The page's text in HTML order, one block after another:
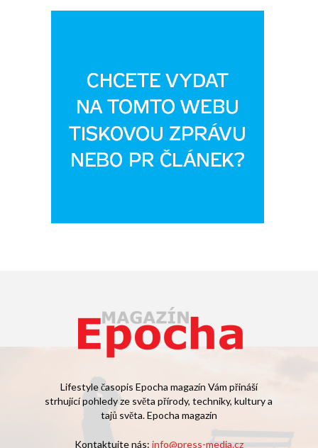
Lifestyle časopis Epocha magazín Vám přináší
strhující pohledy ze světa přírody, techniky, kultury a
tajů světa. Epocha magazín
Kontaktujte nás: info@press-media.cz